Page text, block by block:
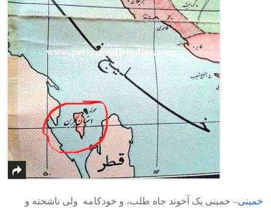
خمینی– خمینی یک آخوند جاه طلب، و خودکامه ولی ناشخته و